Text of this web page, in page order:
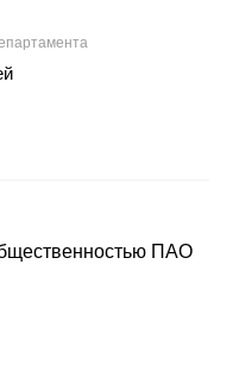
ПАО